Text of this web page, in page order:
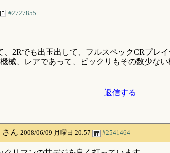
#2727855
2Rでも出玉出して、フルスペックCRプレ
械、レアであって、ビックリもその数少ない
返信する
さん 2008/06/09 月曜日 20:57 #2541464